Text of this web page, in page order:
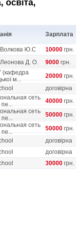
освіта,
Зарплата
Ю.С 10000 грн.
Д. О. 9000 грн.
(кафедра
м...
20000 грн.
договірна
сеть
40000 грн.
сеть
50000 грн.
сеть
50000 грн.
договірна
договірна
30000 грн.